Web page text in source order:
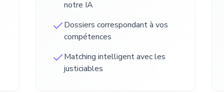
notre IA
Dossiers correspondant à vos
compétences
Matching intelligent avec les
justiciables